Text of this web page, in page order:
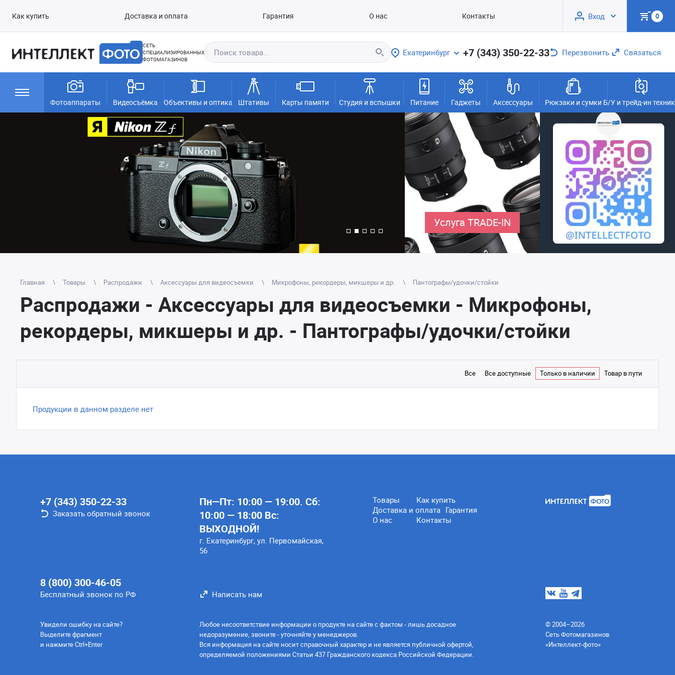
Как купить Доставка и оплата Гарантия О нас Контакты Вход 0
СЕТЬ
СПЕЦИАЛИЗИРОВАННЫХ
ФОТОМАГАЗИНОВ
Екатеринбург +7 (343) 350-22-33 Перезвонить Связаться
Фотоаппараты Видеосъёмка Объективы и оптика Штативы Карты памяти Студия и вспышки Питание Гаджеты Аксессуары Рюкзаки и сумки Б/У и трейд-ин
Услуга TRADE-IN
Главная Товары Распродажи Аксессуары для видеосъемки Микрофоны, рекордеры, микшеры и др. Пантографы/удочки/стойки
Распродажи - Аксессуары для видеосъемки - Микрофоны,
рекордеры, микшеры и др. - Пантографы/удочки/стойки
Все Все доступные Только в наличии Товар в пути
Продукции в данном разделе нет
+7 (343) 350-22-33
Заказать обратный звонок
8 (800) 300-46-05
Бесплатный звонок по РФ
Пн—Пт: 10:00 — 19:00. Сб:
10:00 — 18:00 Вс:
ВЫХОДНОЙ!
г. Екатеринбург, ул. Первомайская,
56
Товары
Как купить
Доставка и оплата Гарантия
О нас
Контакты
Написать нам
Увидели ошибку на сайте?
Выделите фрагмент
и нажмите Ctrl+Enter
Любое несоответствие информации о продукте на сайте с фактом - лишь досадное
недоразумение, звоните - уточняйте у менеджеров.
Вся информация на сайте носит справочный характер и не является публичной офертой,
определяемой положениями Статьи 437 Гражданского кодекса Российской Федерации.
© 2004–2026
Сеть Фотомагазинов
«Интеллект-фото»